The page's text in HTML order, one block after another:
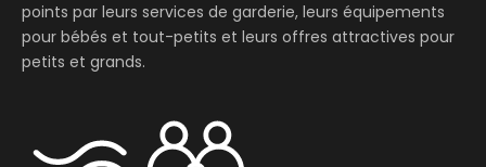
points par leurs services de garderie, leurs équipements
pour bébés et tout-petits et leurs offres attractives pour
petits et grands.